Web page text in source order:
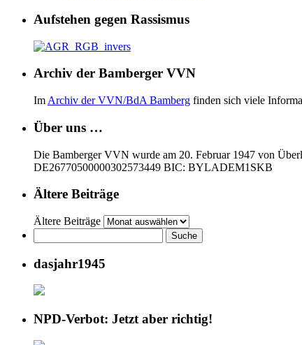
Aufstehen gegen Rassismus
Archiv der Bamberger VVN
Im Archiv der VVN/BdA Bamberg finden sich viele
Über uns …
Die Bamberger VVN wurde am 20. Februar 1947 von
DE26770500000302573449 BIC: BYLADEM1SKB
Ältere Beiträge
Ältere Beiträge
dasjahr1945
NPD-Verbot: Jetzt aber richtig!